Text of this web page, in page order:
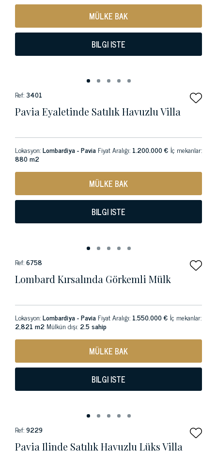
MÜLKE BAK
BILGI ISTE
Ref:3401
Pavia Eyaletinde Satılık Havuzlu Villa
Lokasyon:Lombardiya - Pavia Fiyat Aralığı: 1.200.000 € İç mekanlar:
880 m2
MÜLKE BAK
BILGI ISTE
Ref:6758
Lombard Kırsalında Görkemli Mülk
Lokasyon:Lombardiya - Pavia Fiyat Aralığı: 1.550.000 € İç mekanlar:
2,821 m2 Mülkün dışı: 2.5 sahip
MÜLKE BAK
BILGI ISTE
Ref:9229
Pavia Ilinde Satılık Havuzlu Lüks Villa